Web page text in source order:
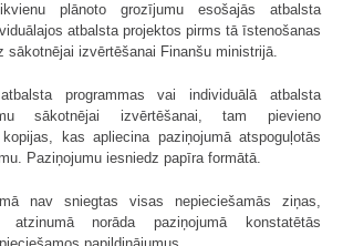
plānoto grozījumu esošajās atbalsta
atbalsta projektos pirms tā īstenošanas
sākotnējai izvērtēšanai Finanšu ministrijā.
programmas vai individuālā atbalsta
sākotnējai izvērtēšanai, tam pievieno
kas apliecina paziņojumā atspoguļotās
Paziņojumu iesniedz papīra formātā.
nav sniegtas visas nepieciešamās ziņas,
atzinumā norāda paziņojumā konstatētās